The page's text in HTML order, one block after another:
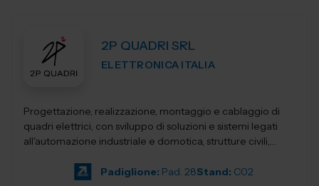
2P QUADRI SRL
ELETTRONICA ITALIA
Progettazione, realizzazione, montaggio e cablaggio di
quadri elettrici, con sviluppo di soluzioni e sistemi legati
all'automazione industriale e domotica, strutture civili,
Padiglione: Pad. 28Stand: C02